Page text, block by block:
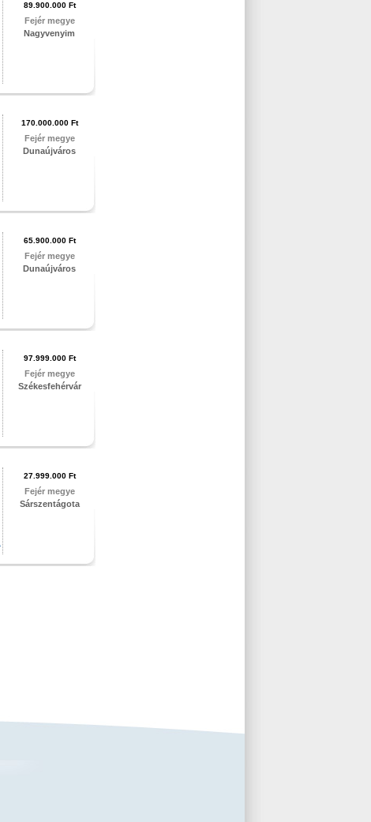
89.900.000 Ft
Fejér megye
Nagyvenyim
170.000.000 Ft
Fejér megye
Dunaújváros
65.900.000 Ft
Fejér megye
Dunaújváros
97.999.000 Ft
Fejér megye
Székesfehérvár
27.999.000 Ft
Fejér megye
Sárszentágota